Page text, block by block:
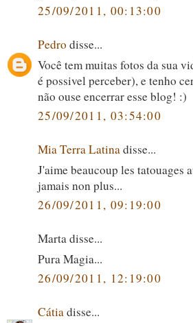
25/09/2011, 00:13:00
Pedro disse...
Você tem muitas fotos da sua
é possivel perceber), e tenho
não ouse encerrar esse blog! :)
25/09/2011, 03:54:00
Mia Terra Latinadisse...
J'aime beaucoup les tatouages
jamais non plus...
26/09/2011, 09:19:00
Marta disse...
Pura Magia...
26/09/2011, 12:19:00
Cátiadisse...